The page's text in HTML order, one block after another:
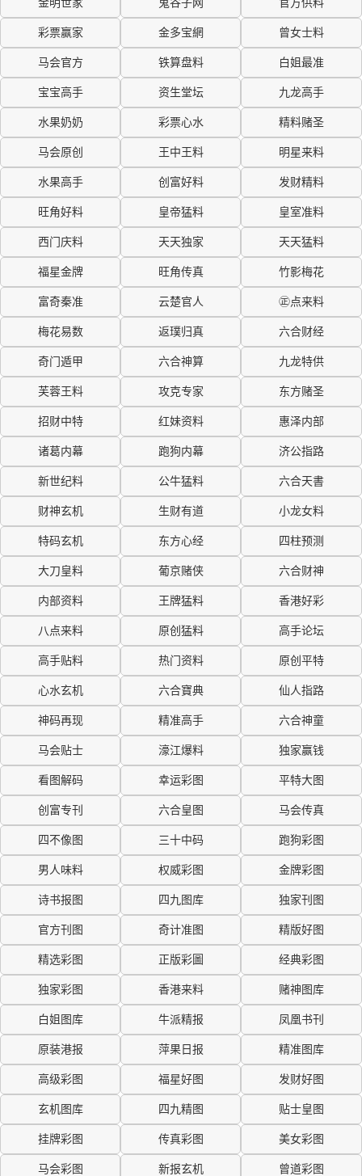
金明世家 鬼谷子网 官方供料
彩票赢家 金多宝網 曾女士料
马会官方 铁算盘料 白姐最准
宝宝高手 资生堂坛 九龙高手
水果奶奶 彩票心水 精料赌圣
马会原创 王中王料 明星来料
水果高手 创富好料 发财精料
旺角好料 皇帝猛料 皇室准料
西门庆料 天天独家 天天猛料
福星金牌 旺角传真 竹影梅花
富奇秦准 云楚官人 ㊣点来料
梅花易数 返璞归真 六合财经
奇门遁甲 六合神算 九龙特供
芙蓉王料 攻克专家 东方赌圣
招财中特 红妹资料 惠泽内部
诸葛内幕 跑狗内幕 济公指路
新世纪料 公牛猛料 六合天書
财神玄机 生财有道 小龙女料
特码玄机 东方心经 四柱预测
大刀皇料 葡京赌侠 六合财神
内部资料 王牌猛料 香港好彩
八点来料 原创猛料 高手论坛
高手贴料 热门资料 原创平特
心水玄机 六合寶典 仙人指路
神码再现 精准高手 六合神童
马会贴士 濠江爆料 独家赢钱
看图解码 幸运彩图 平特大图
创富专刊 六合皇图 马会传真
四不像图 三十中码 跑狗彩图
男人味料 权威彩图 金牌彩图
诗书报图 四九图库 独家刊图
官方刊图 奇计准图 精版好图
精选彩图 正版彩圖 经典彩图
独家彩图 香港来料 赌神图库
白姐图库 牛派精报 凤凰书刊
原装港报 萍果日报 精准图库
高级彩图 福星好图 发财好图
玄机图库 四九精图 贴士皇图
挂牌彩图 传真彩图 美女彩图
马会彩图 新报玄机 曾道彩图